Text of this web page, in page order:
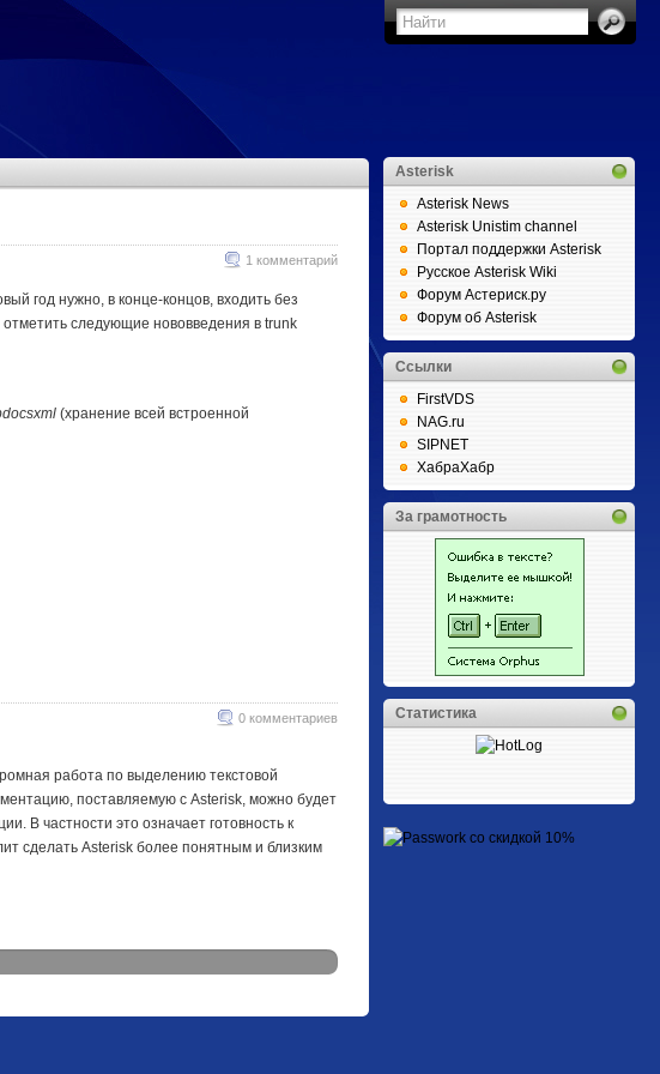
1 комментарий
год нужно, в конце-концов, входить без
следующие нововведения в trunk
(хранение всей встроенной
0 комментариев
работа по выделению текстовой
поставляемую с Asterisk, можно будет
В частности это означает готовность к
сделать Asterisk более понятным и близким
Asterisk
Asterisk News
Asterisk Unistim channel
Портал поддержки Asterisk
Русское Asterisk Wiki
Форум Астериск.ру
Форум об Asterisk
Ссылки
FirstVDS
NAG.ru
SIPNET
ХабраХабр
За грамотность
Статистика